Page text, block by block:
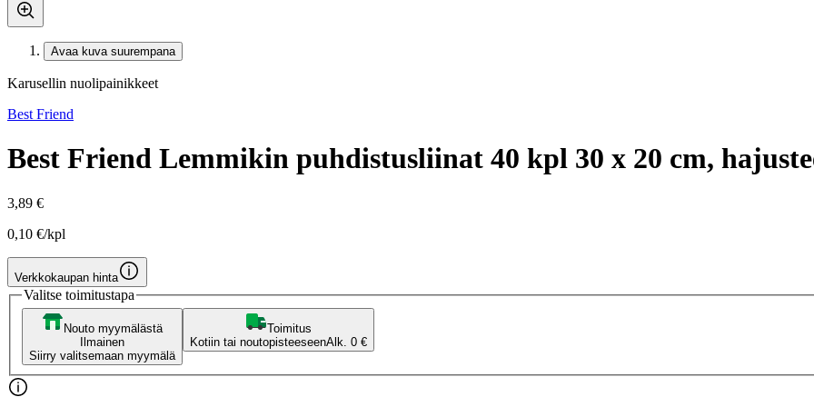
Avaa kuva suurempana
Karusellin nuolipainikkeet
Best Friend
Best Friend Lemmikin puhdistusliinat 40 kpl 30 x 20 cm,
3,89 €
0,10 €/kpl
Verkkokaupan hinta
Valitse toimitustapa
Nouto myymälästä
Ilmainen
Siirry valitsemaan myymälä
Toimitus
Kotiin tai noutopisteeseenAlk. 0 €